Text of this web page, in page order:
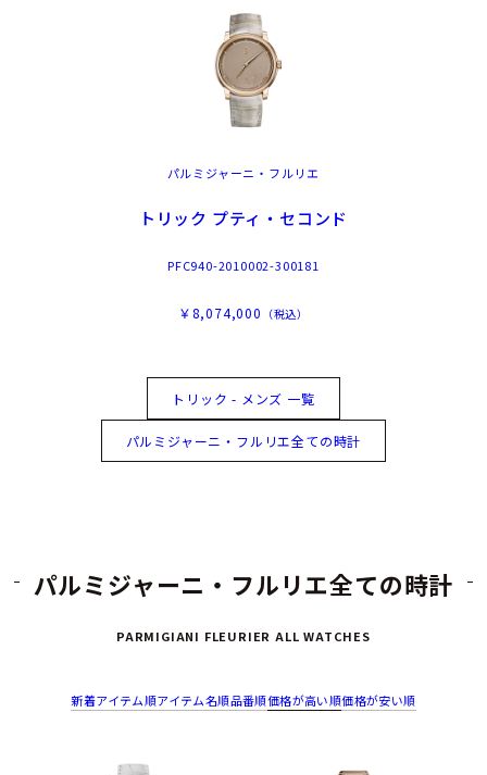
パルミジャーニ・フルリエ
トリック プティ・セコンド
PFC940-2010002-300181
￥8,074,000 （税込）
トリック - メンズ 一覧
パルミジャーニ・フルリエ全ての時計
パルミジャーニ・フルリエ全ての時計
PARMIGIANI FLEURIER ALL WATCHES
新着アイテム順アイテム名順品番順価格が高い順価格が安い順